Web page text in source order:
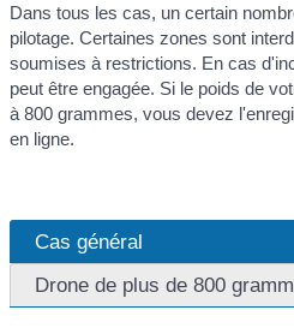
Dans tous les cas, un certain
pilotage. Certaines zones sont
soumises à restrictions. En cas
peut être engagée. Si le poids de
à 800 grammes, vous devez
en ligne.
Cas général
Drone de plus de 800